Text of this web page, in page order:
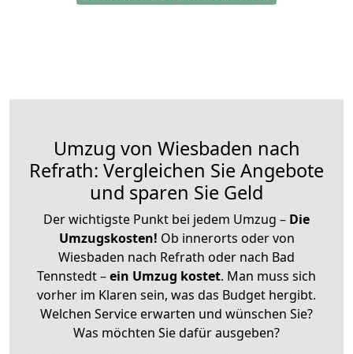
Umzug von Wiesbaden nach
Refrath: Vergleichen Sie Angebote
und sparen Sie Geld
Der wichtigste Punkt bei jedem Umzug – Die
Umzugskosten! Ob innerorts oder von
Wiesbaden nach Refrath oder nach Bad
Tennstedt –ein Umzug kostet. Man muss sich
vorher im Klaren sein, was das Budget hergibt.
Welchen Service erwarten und wünschen Sie?
Was möchten Sie dafür ausgeben?